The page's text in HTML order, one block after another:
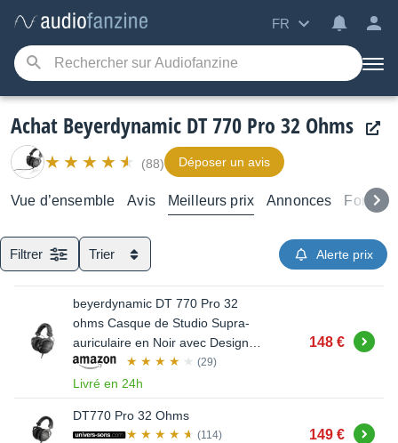
FR
Achat Beyerdynamic DT 770 Pro 32 Ohms
(88) Déposer un avis
Vue d’ensemble Avis Meilleurs prix Annonces Forums
Filtrer Trier Alerte prix
beyerdynamic DT 770 Pro 32
ohms Casque de Studio Supra-
auriculaire en Noir avec Design
ferm
(29)
Livré en 24h
148 € Acheter
DT770 Pro 32 Ohms
(114) 149 € Acheter